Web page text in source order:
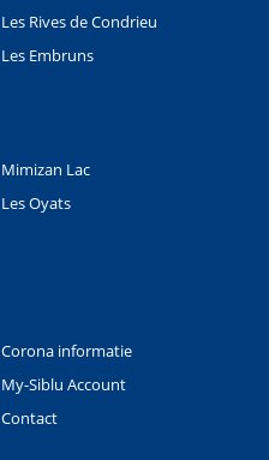
Les Rives de Condrieu
Les Embruns
Mimizan Lac
Les Oyats
Corona informatie
My-Siblu Account
Contact